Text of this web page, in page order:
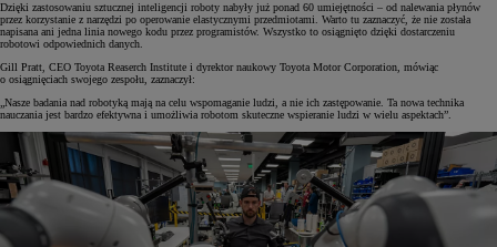
Dzięki zastosowaniu sztucznej inteligencji roboty nabyły już ponad 60 umiejętności – od nalewania płynów
przez korzystanie z narzędzi po operowanie elastycznymi przedmiotami. Warto tu zaznaczyć, że nie została
napisana ani jedna linia nowego kodu przez programistów. Wszystko to osiągnięto dzięki dostarczeniu
robotowi odpowiednich danych.
Gill Pratt, CEO Toyota Reaserch Institute i dyrektor naukowy Toyota Motor Corporation, mówiąc
o osiągnięciach swojego zespołu, zaznaczył:
„Nasze badania nad robotyką mają na celu wspomaganie ludzi, a nie ich zastępowanie. Ta nowa technika
nauczania jest bardzo efektywna i umożliwia robotom skuteczne wspieranie ludzi w wielu aspektach”.